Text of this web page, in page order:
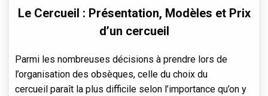
Le Cercueil : Présentation, Modèles et Prix
d’un cercueil
Parmi les nombreuses décisions à prendre lors de
l’organisation des obsèques, celle du choix du
cercueil paraît la plus difficile selon l’importance qu’on y